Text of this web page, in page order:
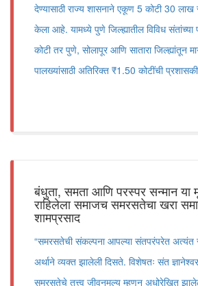
देण्यासाठी राज्य शासनाने एकूण 5 कोटी 30 लाख
केला आहे. यामध्ये पुणे जिल्ह्यातील विविध संतांच्या
कोटी तर पुणे, सोलापूर आणि सातारा जिल्ह्यांतून
पालख्यांसाठी अतिरिक्त ₹1.50 कोटींची
बंधुता, समता आणि परस्पर सन्मान या
राहिलेला समाजच समरसतेचा खरा
शामप्रसाद
“समरसतेची संकल्पना आपल्या संतपरंपरेत अत्यंत
अर्थाने व्यक्त झालेली दिसते. विशेषतः संत
समरसतेचे तत्त्व जीवनमूल्य म्हणून अधोरेखित